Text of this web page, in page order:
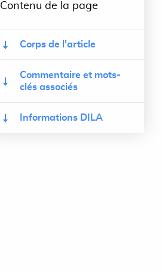
Contenu de la page
Corps de l'article
Commentaire et mots-
clés associés
Informations DILA